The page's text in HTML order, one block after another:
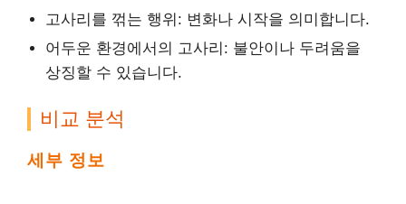
고사리를 꺾는 행위: 변화나 시작을 의미합니다.
어두운 환경에서의 고사리: 불안이나 두려움을
상징할 수 있습니다.
비교 분석
세부 정보